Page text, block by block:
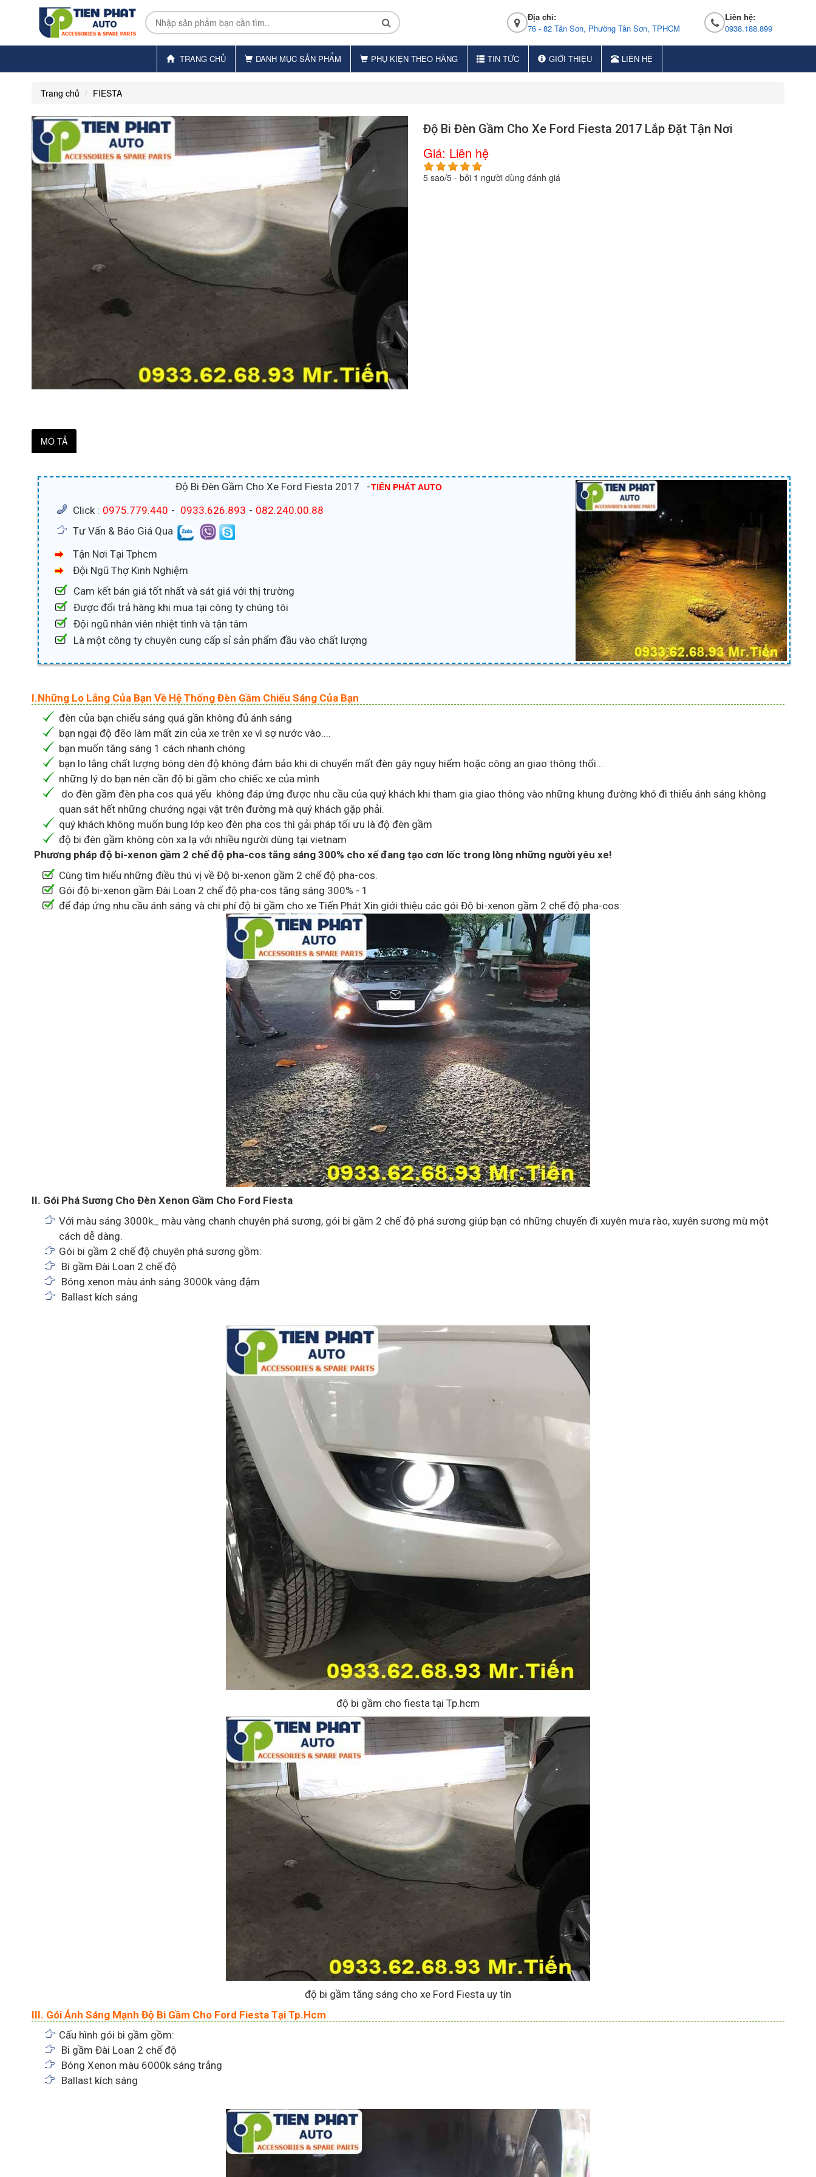
Địa chỉ:
76 - 82 Tân Sơn, Phường Tân Sơn, TPHCM
Liên hệ:
0938.188.899
TRANG CHỦ DANH MỤC SẢN PHẨM PHỤ KIỆN THEO HÃNG TIN TỨC GIỚI THIỆU LIÊN HỆ
Trang chủ FIESTA
Độ Bi Đèn Gầm Cho Xe Ford Fiesta 2017 Lắp Đặt Tận Nơi
Giá: Liên hệ
5sao/5- bởi 1 người dùng đánh giá
MÔ TẢ
Độ Bi Đèn Gầm Cho Xe Ford Fiesta 2017 -TIẾN PHÁT AUTO
Click : 0975.779.440 - 0933.626.893 - 082.240.00.88
Tư Vấn & Báo Giá Qua
Tận Nơi Tại Tphcm
Đội Ngũ Thợ Kinh Nghiệm
Cam kết bán giá tốt nhất và sát giá với thị trường
Được đổi trả hàng khi mua tại công ty chúng tôi
Đội ngũ nhân viên nhiệt tình và tận tâm
Là một công ty chuyên cung cấp sỉ sản phẩm đầu vào chất lượng
I.Những Lo Lắng Của Bạn Về Hệ Thống Đèn Gầm Chiếu Sáng Của Bạn
đèn của bạn chiếu sáng quá gần không đủ ánh sáng
bạn ngại độ đẽo làm mất zin của xe trên xe vì sợ nước vào....
bạn muốn tăng sáng 1 cách nhanh chóng
bạn lo lắng chất lượng bóng dèn độ không đảm bảo khi di chuyển mất đèn gây nguy hiểm hoặc công an giao thông thổi...
những lý do bạn nên cần độ bi gầm cho chiếc xe của mình
do đèn gầm đèn pha cos quá yếu không đáp ứng được nhu cầu của quý khách khi tham gia giao thông vào những khung đường khó đi thiếu ánh sáng không
quan sát hết những chướng ngại vật trên đường mà quý khách gặp phải.
quý khách không muốn bung lớp keo đèn pha cos thì gải pháp tối ưu là độ đèn gầm
độ bi đèn gầm không còn xa lạ với nhiều người dùng tại vietnam
Phương pháp độ bi-xenon gầm 2 chế độ pha-cos tăng sáng 300% cho xế đang tạo cơn lốc trong lòng những người yêu xe!
Cùng tìm hiểu những điều thú vị về Độ bi-xenon gầm 2 chế độ pha-cos.
Gói độ bi-xenon gầm Đài Loan 2 chế độ pha-cos tăng sáng 300% - 1
để đáp ứng nhu cầu ánh sáng và chi phí độ bi gầm cho xe Tiến Phát Xin giới thiệu các gói Độ bi-xenon gầm 2 chế độ pha-cos:
II. Gói Phá Sương Cho Đèn Xenon Gầm Cho Ford Fiesta
Với màu sáng 3000k_ màu vàng chanh chuyên phá sương, gói bi gầm 2 chế độ phá sương giúp bạn có những chuyến đi xuyên mưa rào, xuyên sương mù một
cách dễ dàng.
Gói bi gầm 2 chế độ chuyên phá sương gồm:
Bi gầm Đài Loan 2 chế độ
Bóng xenon màu ánh sáng 3000k vàng đậm
Ballast kích sáng
độ bi gầm cho fiesta tại Tp.hcm
độ bi gầm tăng sáng cho xe Ford Fiesta uy tín
III. Gói Ánh Sáng Mạnh Độ Bi Gầm Cho Ford Fiesta Tại Tp.Hcm
Cấu hình gói bi gầm gồm:
Bi gầm Đài Loan 2 chế độ
Bóng Xenon màu 6000k sáng trắng
Ballast kích sáng